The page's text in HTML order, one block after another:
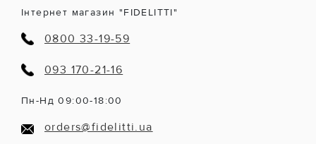
Інтернет магазин "FIDELITTI"
0800 33-19-59
093 170-21-16
Пн-Нд 09:00-18:00
orders@fidelitti.ua